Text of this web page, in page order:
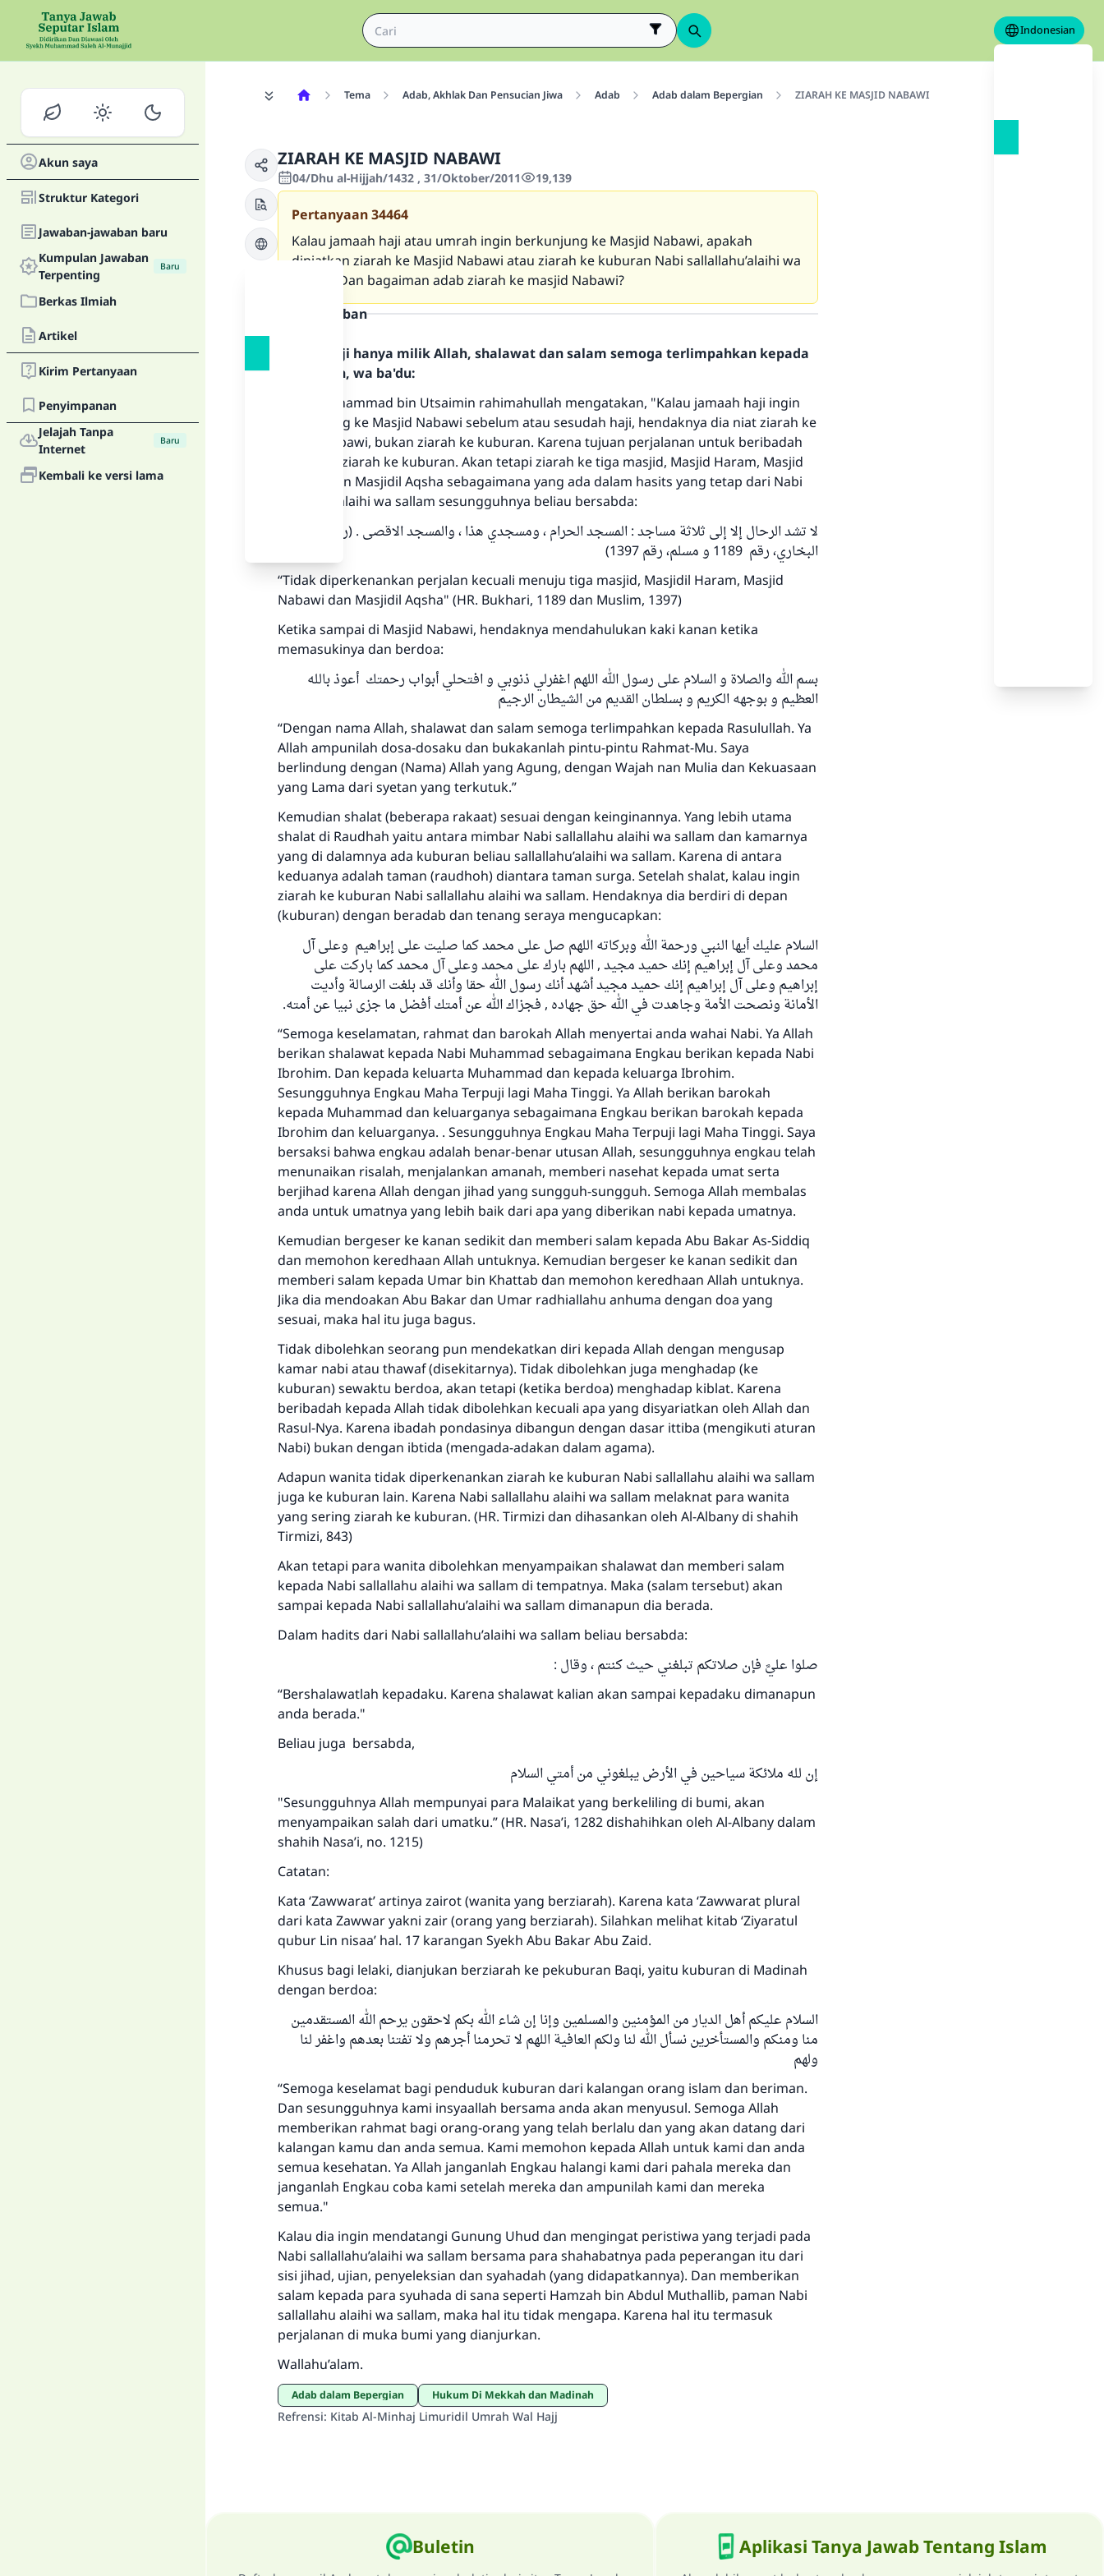
Indonesian
Akun saya
Struktur Kategori
Jawaban-jawaban baru
Kumpulan Jawaban
Terpenting
Baru
Berkas Ilmiah
Artikel
Kirim Pertanyaan
Penyimpanan
Jelajah Tanpa
Internet
Baru
Kembali ke versi lama
Tema Adab, Akhlak Dan Pensucian Jiwa Adab Adab dalam Bepergian ZIARAH KE MASJID NABAWI
ZIARAH KE MASJID NABAWI
04/Dhu al-Hijjah/1432 , 31/Oktober/2011 19,139
Pertanyaan34464
Kalau jamaah haji atau umrah ingin berkunjung ke Masjid Nabawi, apakah
diniatkan ziarah ke Masjid Nabawi atau ziarah ke kuburan Nabi sallallahu’alaihi wa
sallam. Dan bagaiman adab ziarah ke masjid Nabawi?
Teks Jawaban
Segala puji hanya milik Allah, shalawat dan salam semoga terlimpahkan kepada
Rasulullah, wa ba'du:
Syekh Muhammad bin Utsaimin rahimahullah mengatakan, "Kalau jamaah haji ingin
berkunjung ke Masjid Nabawi sebelum atau sesudah haji, hendaknya dia niat ziarah ke
Masjid Nabawi, bukan ziarah ke kuburan. Karena tujuan perjalanan untuk beribadah
bukan berziarah ke kuburan. Akan tetapi ziarah ke tiga masjid, Masjid Haram, Masjid
Nabawi dan Masjidil Aqsha sebagaimana yang ada dalam hasits yang tetap dari Nabi
sallallahu’alaihi wa sallam sesungguhnya beliau bersabda:
لا تشد الرحال إلا إلى ثلاثة مساجد : المسجد الحرام ، ومسجدي هذا ، والمسجد الاقصى . (رواه
البخاري، رقم 1189 و مسلم، رقم 1397)
“Tidak diperkenankan perjalan kecuali menuju tiga masjid, Masjidil Haram, Masjid
Nabawi dan Masjidil Aqsha" (HR. Bukhari, 1189 dan Muslim, 1397)
Ketika sampai di Masjid Nabawi, hendaknya mendahulukan kaki kanan ketika
memasukinya dan berdoa:
بسم الله والصلاة و السلام على رسول الله اللهم اغفرلي ذنوبي و افتحلي أبواب رحمتك أعوذ بالله
العظيم و بوجهه الكريم و بسلطان القديم من الشيطان الرجيم
“Dengan nama Allah, shalawat dan salam semoga terlimpahkan kepada Rasulullah. Ya
Allah ampunilah dosa-dosaku dan bukakanlah pintu-pintu Rahmat-Mu. Saya
berlindung dengan (Nama) Allah yang Agung, dengan Wajah nan Mulia dan Kekuasaan
yang Lama dari syetan yang terkutuk.”
Kemudian shalat (beberapa rakaat) sesuai dengan keinginannya. Yang lebih utama
shalat di Raudhah yaitu antara mimbar Nabi sallallahu alaihi wa sallam dan kamarnya
yang di dalamnya ada kuburan beliau sallallahu’alaihi wa sallam. Karena di antara
keduanya adalah taman (raudhoh) diantara taman surga. Setelah shalat, kalau ingin
ziarah ke kuburan Nabi sallallahu alaihi wa sallam. Hendaknya dia berdiri di depan
(kuburan) dengan beradab dan tenang seraya mengucapkan:
السلام عليك أيها النبي ورحمة الله وبركاته اللهم صل على محمد كما صليت على إبراهيم وعلى آل
محمد وعلى آل إبراهيم إنك حميد مجيد , اللهم بارك على محمد وعلى آل محمد كما باركت على
إبراهيم وعلى آل إبراهيم إنك حميد مجيد أشهد أنك رسول الله حقا وأنك قد بلغت الرسالة وأديت
الأمانة ونصحت الأمة وجاهدت في الله حق جهاده , فجزاك الله عن أمتك أفضل ما جزى نبيا عن أمته.
“Semoga keselamatan, rahmat dan barokah Allah menyertai anda wahai Nabi. Ya Allah
berikan shalawat kepada Nabi Muhammad sebagaimana Engkau berikan kepada Nabi
Ibrohim. Dan kepada keluarta Muhammad dan kepada keluarga Ibrohim.
Sesungguhnya Engkau Maha Terpuji lagi Maha Tinggi. Ya Allah berikan barokah
kepada Muhammad dan keluarganya sebagaimana Engkau berikan barokah kepada
Ibrohim dan keluarganya. . Sesungguhnya Engkau Maha Terpuji lagi Maha Tinggi. Saya
bersaksi bahwa engkau adalah benar-benar utusan Allah, sesungguhnya engkau telah
menunaikan risalah, menjalankan amanah, memberi nasehat kepada umat serta
berjihad karena Allah dengan jihad yang sungguh-sungguh. Semoga Allah membalas
anda untuk umatnya yang lebih baik dari apa yang diberikan nabi kepada umatnya.
Kemudian bergeser ke kanan sedikit dan memberi salam kepada Abu Bakar As-Siddiq
dan memohon keredhaan Allah untuknya. Kemudian bergeser ke kanan sedikit dan
memberi salam kepada Umar bin Khattab dan memohon keredhaan Allah untuknya.
Jika dia mendoakan Abu Bakar dan Umar radhiallahu anhuma dengan doa yang
sesuai, maka hal itu juga bagus.
Tidak dibolehkan seorang pun mendekatkan diri kepada Allah dengan mengusap
kamar nabi atau thawaf (disekitarnya). Tidak dibolehkan juga menghadap (ke
kuburan) sewaktu berdoa, akan tetapi (ketika berdoa) menghadap kiblat. Karena
beribadah kepada Allah tidak dibolehkan kecuali apa yang disyariatkan oleh Allah dan
Rasul-Nya. Karena ibadah pondasinya dibangun dengan dasar ittiba (mengikuti aturan
Nabi) bukan dengan ibtida (mengada-adakan dalam agama).
Adapun wanita tidak diperkenankan ziarah ke kuburan Nabi sallallahu alaihi wa sallam
juga ke kuburan lain. Karena Nabi sallallahu alaihi wa sallam melaknat para wanita
yang sering ziarah ke kuburan. (HR. Tirmizi dan dihasankan oleh Al-Albany di shahih
Tirmizi, 843)
Akan tetapi para wanita dibolehkan menyampaikan shalawat dan memberi salam
kepada Nabi sallallahu alaihi wa sallam di tempatnya. Maka (salam tersebut) akan
sampai kepada Nabi sallallahu’alaihi wa sallam dimanapun dia berada.
Dalam hadits dari Nabi sallallahu’alaihi wa sallam beliau bersabda:
صلوا عليَّ فإن صلاتكم تبلغني حيث كنتم ، وقال :
“Bershalawatlah kepadaku. Karena shalawat kalian akan sampai kepadaku dimanapun
anda berada."
Beliau juga bersabda,
إن لله ملائكة سياحين في الأرض يبلغوني من أمتي السلام
"Sesungguhnya Allah mempunyai para Malaikat yang berkeliling di bumi, akan
menyampaikan salah dari umatku.” (HR. Nasa’i, 1282 dishahihkan oleh Al-Albany dalam
shahih Nasa’i, no. 1215)
Catatan:
Kata ‘Zawwarat’ artinya zairot (wanita yang berziarah). Karena kata ‘Zawwarat plural
dari kata Zawwar yakni zair (orang yang berziarah). Silahkan melihat kitab ‘Ziyaratul
qubur Lin nisaa’ hal. 17 karangan Syekh Abu Bakar Abu Zaid.
Khusus bagi lelaki, dianjukan berziarah ke pekuburan Baqi, yaitu kuburan di Madinah
dengan berdoa:
السلام عليكم أهل الديار من المؤمنين والمسلمين وإنا إن شاء الله بكم لاحقون يرحم الله المستقدمين
منا ومنكم والمستأخرين نسأل الله لنا ولكم العافية اللهم لا تحرمنا أجرهم ولا تفتنا بعدهم واغفر لنا
ولهم
“Semoga keselamat bagi penduduk kuburan dari kalangan orang islam dan beriman.
Dan sesungguhnya kami insyaallah bersama anda akan menyusul. Semoga Allah
memberikan rahmat bagi orang-orang yang telah berlalu dan yang akan datang dari
kalangan kamu dan anda semua. Kami memohon kepada Allah untuk kami dan anda
semua kesehatan. Ya Allah janganlah Engkau halangi kami dari pahala mereka dan
janganlah Engkau coba kami setelah mereka dan ampunilah kami dan mereka
semua."
Kalau dia ingin mendatangi Gunung Uhud dan mengingat peristiwa yang terjadi pada
Nabi sallallahu’alaihi wa sallam bersama para shahabatnya pada peperangan itu dari
sisi jihad, ujian, penyeleksian dan syahadah (yang didapatkannya). Dan memberikan
salam kepada para syuhada di sana seperti Hamzah bin Abdul Muthallib, paman Nabi
sallallahu alaihi wa sallam, maka hal itu tidak mengapa. Karena hal itu termasuk
perjalanan di muka bumi yang dianjurkan.
Wallahu’alam.
Adab dalam Bepergian Hukum Di Mekkah dan Madinah
Refrensi: Kitab Al-Minhaj Limuridil Umrah Wal Hajj
Buletin Aplikasi Tanya Jawab Tentang Islam
Jawaban no. 110845 menyelamatkan
pernikahan.
Bantu kami dalam memberikan jawaban untuk umat
Rasulullah ﷺ bersabda
"Siapa yang menunjukkan suatu kebaikan, meka dia akan
mendapatkan pahala yang sama dengan orang yang
melakukannya"
MUSLIM, 1893
Saham